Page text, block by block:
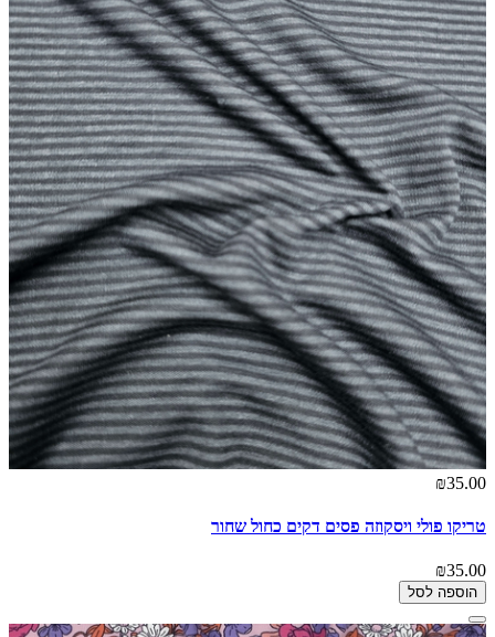
₪35.00
טריקו פולי ויסקוזה פסים דקים כחול שחור
₪35.00
הוספה לסל